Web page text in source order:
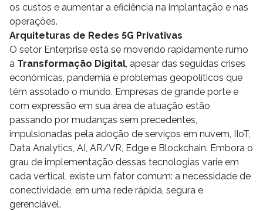
os custos e aumentar a eficiência na implantação e nas
operações.
Arquiteturas de Redes 5G Privativas
O setor Enterprise está se movendo rapidamente rumo
à Transformação Digital, apesar das seguidas crises
econômicas, pandemia e problemas geopolíticos que
têm assolado o mundo. Empresas de grande porte e
com expressão em sua área de atuação estão
passando por mudanças sem precedentes,
impulsionadas pela adoção de serviços em nuvem, IIoT,
Data Analytics, AI, AR/VR, Edge e Blockchain. Embora o
grau de implementação dessas tecnologias varie em
cada vertical, existe um fator comum: a necessidade de
conectividade, em uma rede rápida, segura e
gerenciável.